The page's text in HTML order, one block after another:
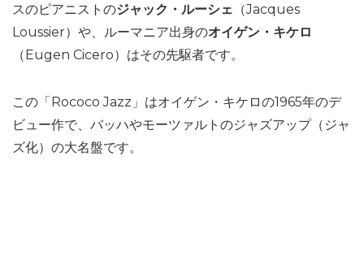
スのピアニストのジャック・ルーシェ （Jacques
Loussier）や、ルーマニア出身のオイゲン・キケロ
（Eugen Cicero）はその先駆者です。
この「Rococo Jazz」はオイゲン・キケロの1965年のデ
ビュー作で、バッハやモーツァルトのジャズアップ（ジャ
ズ化）の大名盤です。